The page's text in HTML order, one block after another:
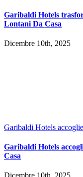
Garibaldi Hotels
Lontani Da Casa
Dicembre 10th, 2025
Garibaldi Hotels
Garibaldi Hotels
Casa